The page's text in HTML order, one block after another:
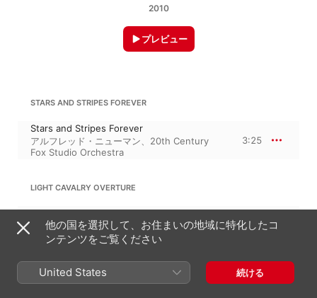
2010
プレビュー
STARS AND STRIPES FOREVER
Stars and Stripes Forever
アルフレッド・ニューマン、 20th Century
Fox Studio Orchestra
3:25
LIGHT CAVALRY OVERTURE
Light Cavalry Overture
20th Century Fox Studio Orchestra、アル
フレッド・ニューマン
2:46
TURKEY IN THE STRAW
他の国を選択して、お住まいの地域に特化したコ
ンテンツをご覧ください
United States 続ける